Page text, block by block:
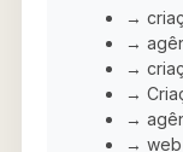
→
→
→
→
→
→ web